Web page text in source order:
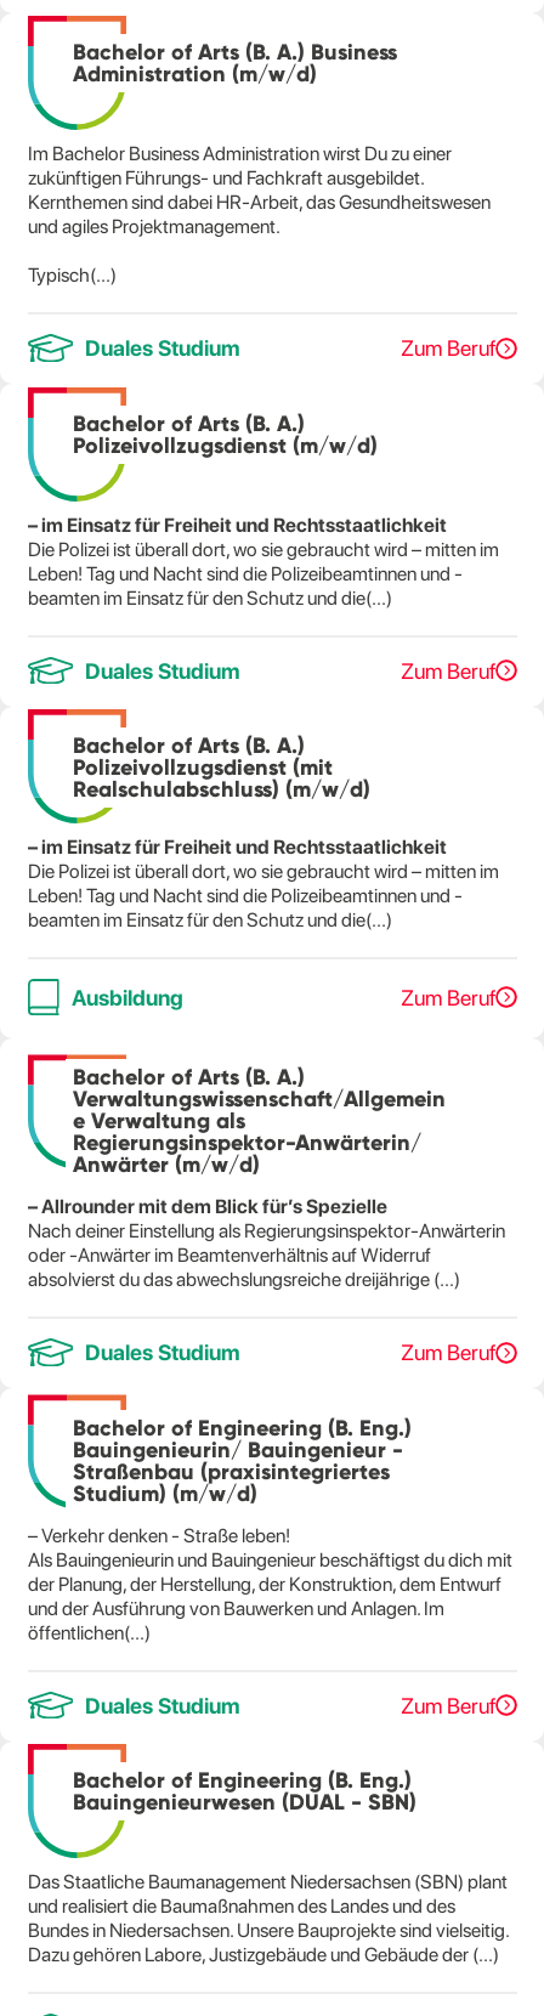
Bachelor of Arts (B. A.) Business
Administration (m/w/d)
Im Bachelor Business Administration wirst Du zu einer
zukünftigen Führungs- und Fachkraft ausgebildet.
Kernthemen sind dabei HR-Arbeit, das Gesundheitswesen
und agiles Projektmanagement.
Typisch(...)
Duales Studium Zum Beruf
Bachelor of Arts (B. A.)
Polizeivollzugsdienst (m/w/d)
– im Einsatz für Freiheit und Rechtsstaatlichkeit
Die Polizei ist überall dort, wo sie gebraucht wird – mitten im
Leben! Tag und Nacht sind die Polizeibeamtinnen und -
beamten im Einsatz für den Schutz und die(...)
Duales Studium Zum Beruf
Bachelor of Arts (B. A.)
Polizeivollzugsdienst (mit
Realschulabschluss) (m/w/d)
– im Einsatz für Freiheit und Rechtsstaatlichkeit
Die Polizei ist überall dort, wo sie gebraucht wird – mitten im
Leben! Tag und Nacht sind die Polizeibeamtinnen und -
beamten im Einsatz für den Schutz und die(...)
Ausbildung Zum Beruf
Bachelor of Arts (B. A.)
Verwaltungswissenschaft/Allgemein
e Verwaltung als
Regierungsinspektor-Anwärterin/
Anwärter (m/w/d)
– Allrounder mit dem Blick für’s Spezielle
Nach deiner Einstellung als Regierungsinspektor-Anwärterin
oder -Anwärter im Beamtenverhältnis auf Widerruf
absolvierst du das abwechslungsreiche dreijährige (...)
Duales Studium Zum Beruf
Bachelor of Engineering (B. Eng.)
Bauingenieurin/ Bauingenieur -
Straßenbau (praxisintegriertes
Studium) (m/w/d)
– Verkehr denken - Straße leben!
Als Bauingenieurin und Bauingenieur beschäftigst du dich mit
der Planung, der Herstellung, der Konstruktion, dem Entwurf
und der Ausführung von Bauwerken und Anlagen. Im
öffentlichen(...)
Duales Studium Zum Beruf
Bachelor of Engineering (B. Eng.)
Bauingenieurwesen (DUAL - SBN)
Das Staatliche Baumanagement Niedersachsen (SBN) plant
und realisiert die Baumaßnahmen des Landes und des
Bundes in Niedersachsen. Unsere Bauprojekte sind vielseitig.
Dazu gehören Labore, Justizgebäude und Gebäude der (...)